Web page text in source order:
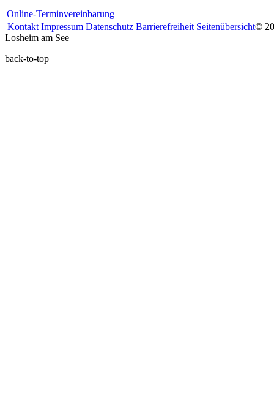
Online-Terminvereinbarung
Kontakt Impressum Datenschutz Barrierefreiheit Seitenübersicht©
Losheim am See
back-to-top